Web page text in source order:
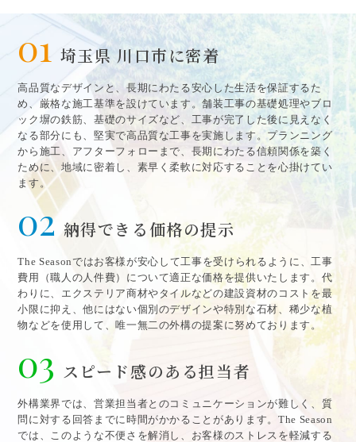
01 埼玉県 川口市に密着
高品質なデザインと、長期にわたる安心した生活を保証するた
め、厳格な施工基準を設けています。舗装工事の基礎処理やブロ
ック塀の鉄筋、基礎のサイズなど、工事が完了した後に見えなく
なる部分にも、堅実で高品質な工事を実施します。プランニング
から施工、アフターフォローまで、長期にわたる信頼関係を築く
ために、地域に密着し、素早く柔軟に対応することを心掛けてい
ます。
02 納得できる価格の提示
The Seasonではお客様が安心して工事を受けられるように、工事
費用（職人の人件費）について適正な価格を提供いたします。代
わりに、エクステリア商材やタイルなどの建設資材のコストを最
小限に抑え、他にはない個別のデザインや特別な石材、稀少な植
物などを使用して、唯一無二の外構の提案に努めております。
03 スピード感のある担当者
外構業界では、営業担当者とのコミュニケーションが難しく、質
問に対する回答までに時間がかかることがあります。The Season
では、このような不便さを解消し、お客様のストレスを軽減する